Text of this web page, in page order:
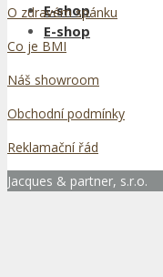
E-shop
E-shop
O zdravém spánku
Co je BMI
Náš showroom
Obchodní podmínky
Reklamační řád
Jacques & partner, s.r.o.